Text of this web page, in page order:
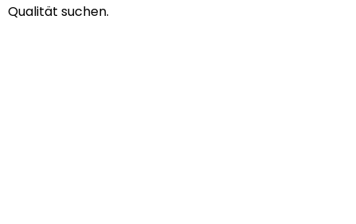
Qualität suchen.